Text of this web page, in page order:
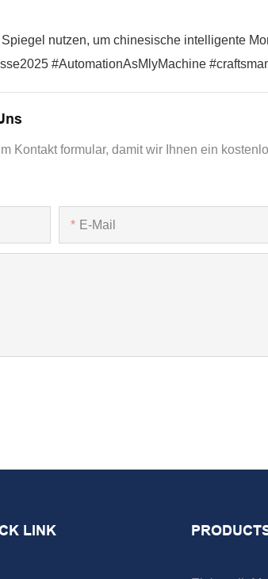
nutzen, um chinesische intelligente
#AutomationAsMlyMachine
Kontakt formular, damit wir Ihnen ein
E-Mail
LINK